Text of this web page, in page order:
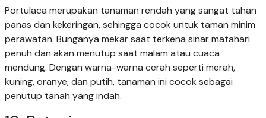
Portulaca merupakan tanaman rendah yang sangat tahan
panas dan kekeringan, sehingga cocok untuk taman minim
perawatan. Bunganya mekar saat terkena sinar matahari
penuh dan akan menutup saat malam atau cuaca
mendung. Dengan warna-warna cerah seperti merah,
kuning, oranye, dan putih, tanaman ini cocok sebagai
penutup tanah yang indah.